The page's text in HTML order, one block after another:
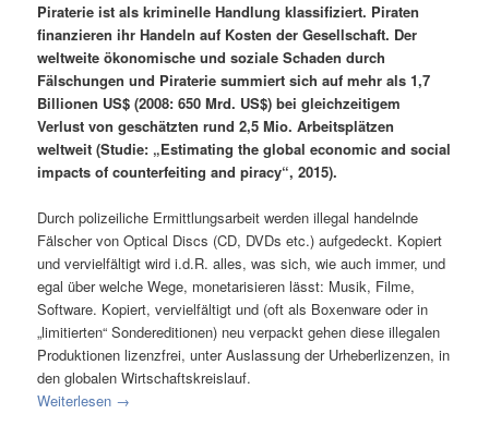
Piraterie ist als kriminelle Handlung klassifiziert. Piraten
finanzieren ihr Handeln auf Kosten der Gesellschaft. Der
weltweite ökonomische und soziale Schaden durch
Fälschungen und Piraterie summiert sich auf mehr als 1,7
Billionen US$ (2008: 650 Mrd. US$) bei gleichzeitigem
Verlust von geschätzten rund 2,5 Mio. Arbeitsplätzen
weltweit (Studie: „Estimating the global economic and social
impacts of counterfeiting and piracy“, 2015).
Durch polizeiliche Ermittlungsarbeit werden illegal handelnde
Fälscher von Optical Discs (CD, DVDs etc.) aufgedeckt. Kopiert
und vervielfältigt wird i.d.R. alles, was sich, wie auch immer, und
egal über welche Wege, monetarisieren lässt: Musik, Filme,
Software. Kopiert, vervielfältigt und (oft als Boxenware oder in
„limitierten“ Sondereditionen) neu verpackt gehen diese illegalen
Produktionen lizenzfrei, unter Auslassung der Urheberlizenzen, in
den globalen Wirtschaftskreislauf.
Weiterlesen →